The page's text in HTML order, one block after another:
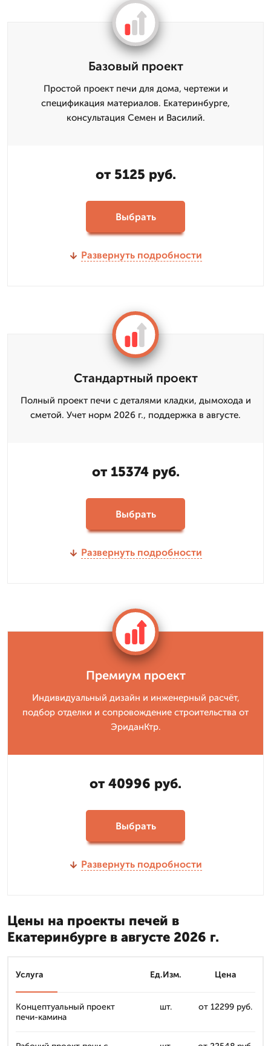
Базовый проект
Простой проект печи для дома, чертежи и
спецификация материалов. Екатеринбурге,
консультация Семен и Василий.
от 5125 руб.
Выбрать
Развернуть подробности
Стандартный проект
Полный проект печи с деталями кладки, дымохода и
сметой. Учет норм 2026 г., поддержка в августе.
от 15374 руб.
Выбрать
Развернуть подробности
Премиум проект
Индивидуальный дизайн и инженерный расчёт,
подбор отделки и сопровождение строительства от
ЭриданКтр.
от 40996 руб.
Выбрать
Развернуть подробности
Цены на проекты печей в
Екатеринбурге в августе 2026 г.
Услуга Ед.Изм. Цена
Концептуальный проект
печи-камина
шт. от 12299 руб.